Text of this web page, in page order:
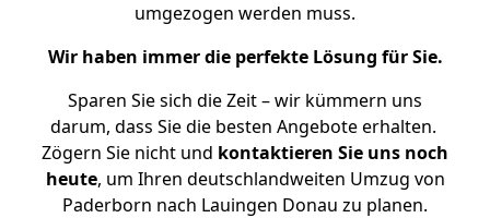
umgezogen werden muss.
Wir haben immer die perfekte Lösung für Sie.
Sparen Sie sich die Zeit – wir kümmern uns
darum, dass Sie die besten Angebote erhalten.
Zögern Sie nicht und kontaktieren Sie uns noch
heute, um Ihren deutschlandweiten Umzug von
Paderborn nach Lauingen Donau zu planen.